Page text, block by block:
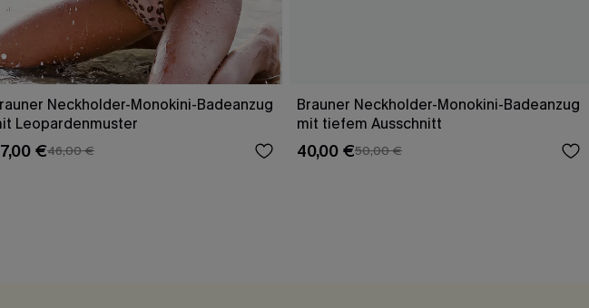
Neckholder-Monokini-Badeanzug
Leopardenmuster
€46,00 €
Brauner Neckholder-Monokini-Badeanzug
mit tiefem Ausschnitt
40,00 €50,00 €